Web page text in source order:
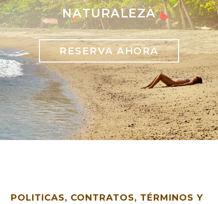
NATURALEZA
RESERVA AHORA
POLITICAS, CONTRATOS, TÉRMINOS Y